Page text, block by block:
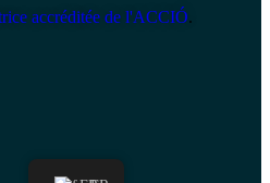
accréditée de l'ACCIÓ.